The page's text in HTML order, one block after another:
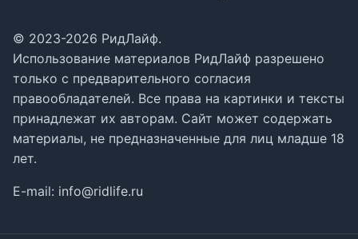
© 2023-2026 РидЛайф.
Использование материалов РидЛайф разрешено
только с предварительного согласия
правообладателей. Все права на картинки и тексты
принадлежат их авторам. Сайт может содержать
материалы, не предназначенные для лиц младше 18
лет.
E-mail: info@ridlife.ru